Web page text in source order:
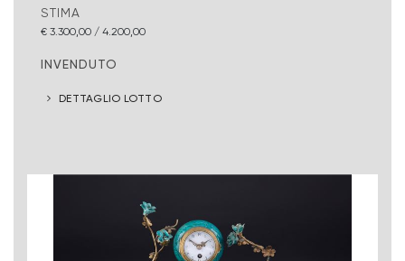
STIMA
€ 3.300,00 / 4.200,00
INVENDUTO
DETTAGLIO LOTTO